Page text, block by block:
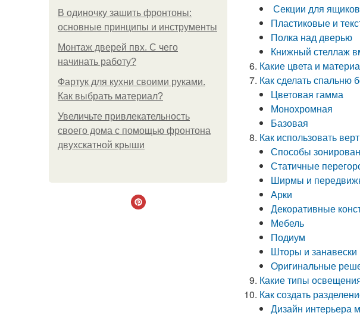
В одиночку зашить фронтоны:
основные принципы и инструменты
Монтаж дверей пвх. С чего
начинать работу?
Фартук для кухни своими руками.
Как выбрать материал?
Увеличьте привлекательность
своего дома с помощью фронтона
двухскатной крыши
Секции для ящиков
Пластиковые и
Полка над дверью
Книжный стеллаж
Какие цвета и
Как сделать спальню
Цветовая гамма
Монохромная
Базовая
Как использовать
Способы
Статичные
Ширмы и
Арки
Декоративные
Мебель
Подиум
Шторы и занавески
Оригинальные
Какие типы
Как создать
Дизайн интерьера